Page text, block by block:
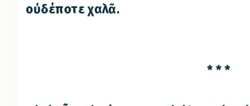
οὐδέποτε χαλᾶ.
* * *